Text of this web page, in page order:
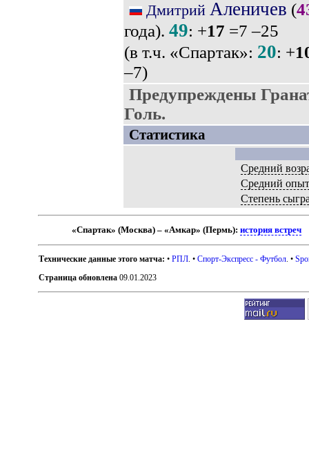
Дмитрий Аленичев (
года). 49: +17 =7 –25
(в т.ч. «Спартак»: 20: +
–7)
Предупреждены
Голь.
Статистика
Средний
Средний опыт
Степень
«Спартак» (Москва) – «Амкар» (Пермь):история встреч
Технические данные этого матча: •РПЛ . •Спорт-Экспресс - Футбол . •
Страница обновлена 09.01.2023